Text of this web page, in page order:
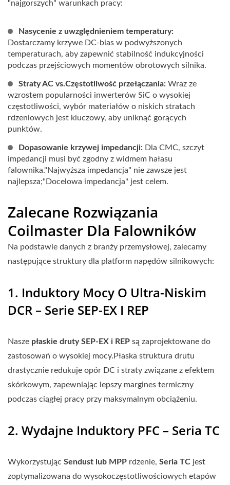
"najgorszych" warunkach pracy:
Nasycenie z uwzględnieniem temperatury:
Dostarczamy krzywe DC-bias w podwyższonych
temperaturach, aby zapewnić stabilność indukcyjności
podczas przejściowych momentów obrotowych silnika.
Straty AC vs.Częstotliwość przełączania: Wraz ze
wzrostem popularności inwerterów SiC o wysokiej
częstotliwości, wybór materiałów o niskich stratach
rdzeniowych jest kluczowy, aby uniknąć gorących
punktów.
Dopasowanie krzywej impedancji: Dla CMC, szczyt
impedancji musi być zgodny z widmem hałasu
falownika."Najwyższa impedancja" nie zawsze jest
najlepsza;"Docelowa impedancja" jest celem.
Zalecane Rozwiązania
Coilmaster Dla Falowników
Na podstawie danych z branży przemysłowej, zalecamy
następujące struktury dla platform napędów silnikowych:
1. Induktory Mocy O Ultra-Niskim
DCR – Serie SEP-EX I REP
Nasze płaskie druty SEP-EX i REP są zaprojektowane do
zastosowań o wysokiej mocy.Płaska struktura drutu
drastycznie redukuje opór DC i straty związane z efektem
skórkowym, zapewniając lepszy margines termiczny
podczas ciągłej pracy przy maksymalnym obciążeniu.
2. Wydajne Induktory PFC – Seria TC
Wykorzystując Sendust lub MPP rdzenie, Seria TC jest
zoptymalizowana do wysokoczęstotliwościowych etapów